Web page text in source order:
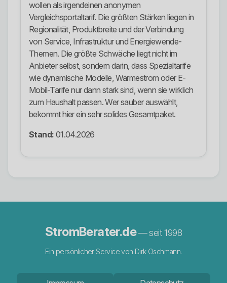
wollen als irgendeinen anonymen
Vergleichsportaltarif. Die größten Stärken liegen in
Regionalität, Produktbreite und der Verbindung
von Service, Infrastruktur und Energiewende-
Themen. Die größte Schwäche liegt nicht im
Anbieter selbst, sondern darin, dass Spezialtarife
wie dynamische Modelle, Wärmestrom oder E-
Mobil-Tarife nur dann stark sind, wenn sie wirklich
zum Haushalt passen. Wer sauber auswählt,
bekommt hier ein sehr solides Gesamtpaket.
Stand: 01.04.2026
StromBerater.de— seit 1998
Ein persönlicher Service von Dirk Oschmann.